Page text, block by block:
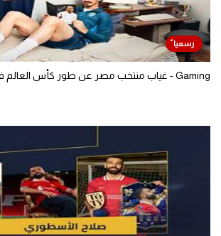
Gaming - غياب منتخب مصر عن طور كأس العالم في FC 26